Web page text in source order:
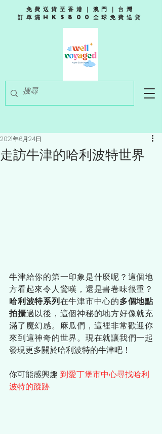
免費送貨至香港｜澳門｜台灣
訂單滿HK$800全球免費送貨
走訪牛津的哈利波特世界
2021年6月24日
牛津給你的第一印象是什麼呢？這個地
方看起來令人驚嘆，還是書卷味很重？
哈利波特系列在牛津市中心的多個地點
拍攝過以後，這個神秘的地方好像就充
滿了魔幻感。麻瓜們，這裡非常歡迎你
來到這神奇的世界。現在就讓我們一起
發現更多關於哈利波特的牛津吧！
你可能感興趣: 到愛丁堡市中心尋找哈利
波特的蹤跡